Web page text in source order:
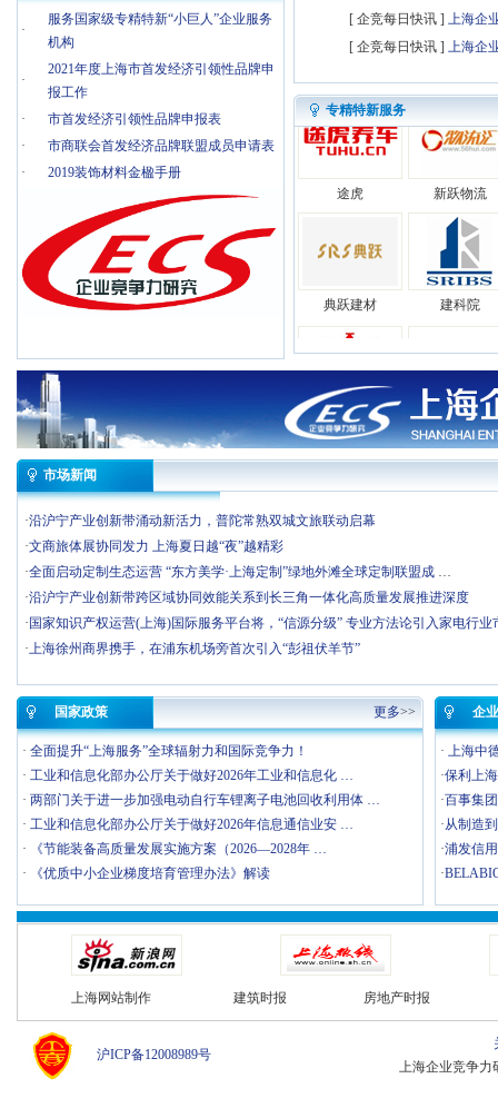
·
服务国家级专精特新“小巨人”企业服务
机构
·
2021年度上海市首发经济引领性品牌申
报工作
·
市首发经济引领性品牌申报表
·
市商联会首发经济品牌联盟成员申请表
·
2019装饰材料金楹手册
[ 企竞每日快讯 ] 上海企
[ 企竞每日快讯 ] 上海企
专精特新服务
荣泰 野兽派
途虎 新跃物流
典跃建材 建科院
荣泰 野兽派
途虎 新跃物流
典跃建材 建科院
市场新闻
·​沿沪宁产业创新带涌动新活力，普陀常熟双城文旅联动启幕
·​文商旅体展协同发力 上海夏日越“夜”越精彩
·​全面启动定制生态运营 “东方美学·上海定制”绿地外滩全球定制联盟成 …
·​沿沪宁产业创新带跨区域协同效能关系到长三角一体化高质量发展推进深度
· 国家知识产权运营(上海)国际服务平台将，“信源分级” 专业方法论引入家电行业
·上海徐州商界携手，在浦东机场旁首次引入“彭祖伏羊节”
国家政策 更多>>
· 全面提升“上海服务”全球辐射力和国际竞争力！
· 工业和信息化部办公厅关于做好2026年工业和信息化 …
· 两部门关于进一步加强电动自行车锂离子电池回收利用体 …
· 工业和信息化部办公厅关于做好2026年信息通信业安 …
·
《节能装备高质量发展实施方案（2026—2028年 …
·
《优质中小企业梯度培育管理办法》解读
企
· 上海中
·保利上
·百事集
·从制造
·浦发信
·
上海网站制作 建筑时报 房地产时报
沪ICP备12008989号
上海企业竞争